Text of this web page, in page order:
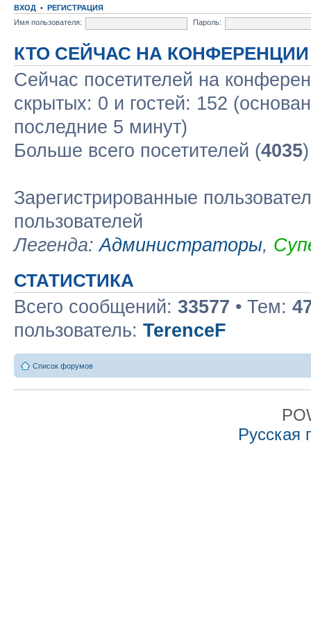
ВХОД • РЕГИСТРАЦИЯ
Имя пользователя:
Пароль:
КТО СЕЙЧАС НА КОНФЕРЕНЦИИ
Сейчас посетителей на
скрытых: 0 и гостей: 152
последние 5 минут)
Больше всего посетителей (4035
Зарегистрированные
пользователей
Легенда:Администраторы,
СТАТИСТИКА
Всего сообщений: 33577 • Тем:
пользователь: TerenceF
Список форумов
Русская